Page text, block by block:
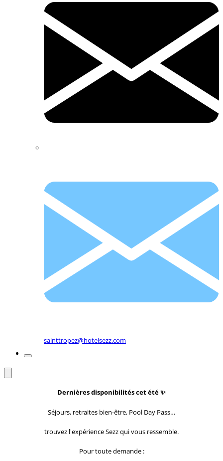
sainttropez@hotelsezz.com
Dernières disponibilités cet été ✨
Séjours, retraites bien-être, Pool Day Pass…
trouvez l'expérience Sezz qui vous ressemble.
Pour toute demande :